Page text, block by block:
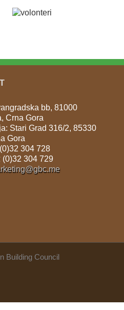
bb, 81000
Crna Gora
Stari Grad 316/2, 85330
Gora
304 728
(0)32 304 729
Building Council